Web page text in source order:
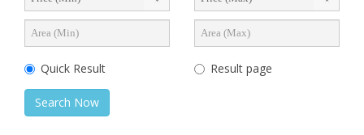
Quick Result Result page
Search Now